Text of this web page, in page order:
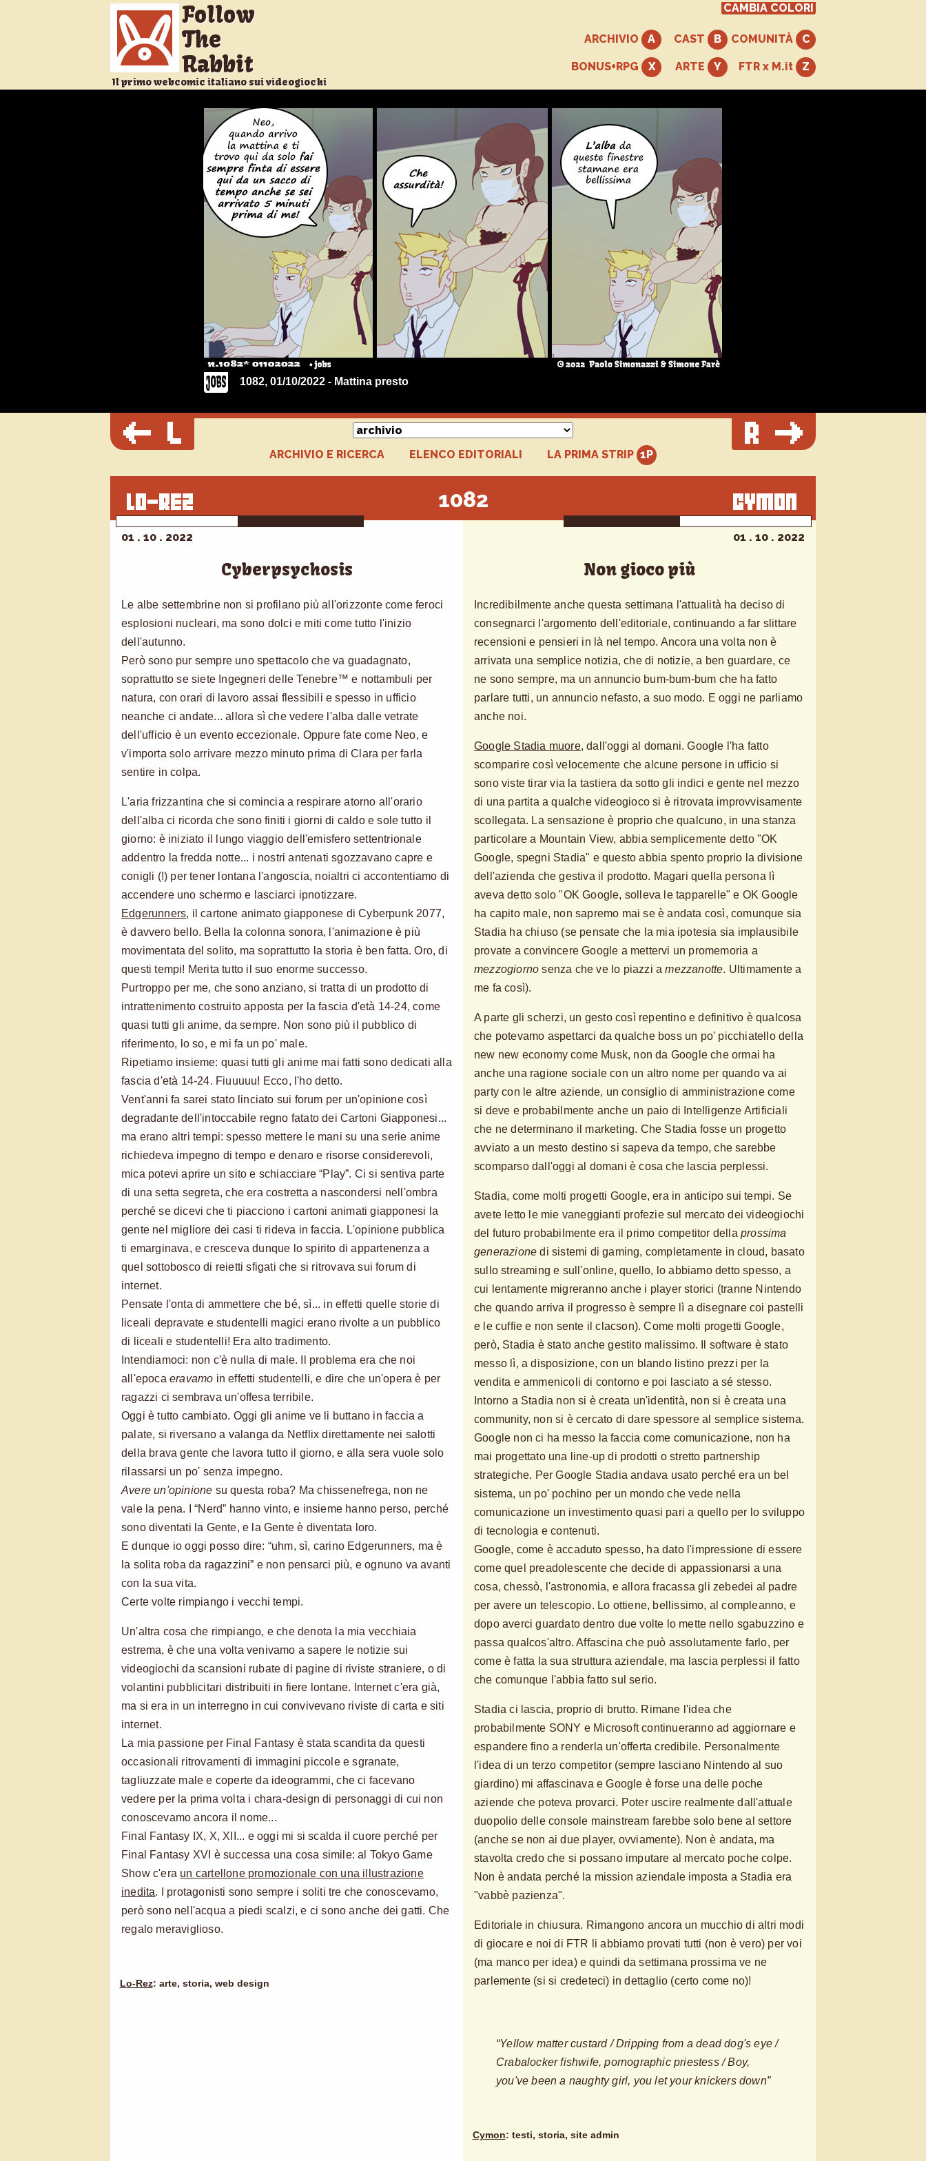
Follow
The
Rabbit
Il primo webcomic italiano sui videogiochi
CAMBIA COLORI
ARCHIVIO CAST COMUNITÀ
BONUS+RPG ARTE FTR x M.it
1082, 01/10/2022 - Mattina presto
ARCHIVIO E RICERCA ELENCO EDITORIALI LA PRIMA STRIP
1082
01 . 10 . 2022
Cyberpsychosis
Le albe settembrine non si profilano più all'orizzonte come feroci
esplosioni nucleari, ma sono dolci e miti come tutto l'inizio
dell'autunno.
Però sono pur sempre uno spettacolo che va guadagnato,
soprattutto se siete Ingegneri delle Tenebre™ e nottambuli per
natura, con orari di lavoro assai flessibili e spesso in ufficio
neanche ci andate... allora sì che vedere l'alba dalle vetrate
dell'ufficio è un evento eccezionale. Oppure fate come Neo, e
v'importa solo arrivare mezzo minuto prima di Clara per farla
sentire in colpa.
L'aria frizzantina che si comincia a respirare atorno all'orario
dell'alba ci ricorda che sono finiti i giorni di caldo e sole tutto il
giorno: è iniziato il lungo viaggio dell'emisfero settentrionale
addentro la fredda notte... i nostri antenati sgozzavano capre e
conigli (!) per tener lontana l'angoscia, noialtri ci accontentiamo di
accendere uno schermo e lasciarci ipnotizzare.
Edgerunners, il cartone animato giapponese di Cyberpunk 2077,
è davvero bello. Bella la colonna sonora, l'animazione è più
movimentata del solito, ma soprattutto la storia è ben fatta. Oro, di
questi tempi! Merita tutto il suo enorme successo.
Purtroppo per me, che sono anziano, si tratta di un prodotto di
intrattenimento costruito apposta per la fascia d'età 14-24, come
quasi tutti gli anime, da sempre. Non sono più il pubblico di
riferimento, lo so, e mi fa un po' male.
Ripetiamo insieme: quasi tutti gli anime mai fatti sono dedicati alla
fascia d'età 14-24. Fiuuuuu! Ecco, l'ho detto.
Vent'anni fa sarei stato linciato sui forum per un'opinione così
degradante dell'intoccabile regno fatato dei Cartoni Giapponesi...
ma erano altri tempi: spesso mettere le mani su una serie anime
richiedeva impegno di tempo e denaro e risorse considerevoli,
mica potevi aprire un sito e schiacciare “Play”. Ci si sentiva parte
di una setta segreta, che era costretta a nascondersi nell'ombra
perché se dicevi che ti piacciono i cartoni animati giapponesi la
gente nel migliore dei casi ti rideva in faccia. L'opinione pubblica
ti emarginava, e cresceva dunque lo spirito di appartenenza a
quel sottobosco di reietti sfigati che si ritrovava sui forum di
internet.
Pensate l'onta di ammettere che bé, sì... in effetti quelle storie di
liceali depravate e studentelli magici erano rivolte a un pubblico
di liceali e studentelli! Era alto tradimento.
Intendiamoci: non c'è nulla di male. Il problema era che noi
all'epoca eravamo in effetti studentelli, e dire che un'opera è per
ragazzi ci sembrava un'offesa terribile.
Oggi è tutto cambiato. Oggi gli anime ve li buttano in faccia a
palate, si riversano a valanga da Netflix direttamente nei salotti
della brava gente che lavora tutto il giorno, e alla sera vuole solo
rilassarsi un po' senza impegno.
Avere un'opinione su questa roba? Ma chissenefrega, non ne
vale la pena. I “Nerd” hanno vinto, e insieme hanno perso, perché
sono diventati la Gente, e la Gente è diventata loro.
E dunque io oggi posso dire: “uhm, sì, carino Edgerunners, ma è
la solita roba da ragazzini” e non pensarci più, e ognuno va avanti
con la sua vita.
Certe volte rimpiango i vecchi tempi.
Un'altra cosa che rimpiango, e che denota la mia vecchiaia
estrema, è che una volta venivamo a sapere le notizie sui
videogiochi da scansioni rubate di pagine di riviste straniere, o di
volantini pubblicitari distribuiti in fiere lontane. Internet c'era già,
ma si era in un interregno in cui convivevano riviste di carta e siti
internet.
La mia passione per Final Fantasy è stata scandita da questi
occasionali ritrovamenti di immagini piccole e sgranate,
tagliuzzate male e coperte da ideogrammi, che ci facevano
vedere per la prima volta i chara-design di personaggi di cui non
conoscevamo ancora il nome...
Final Fantasy IX, X, XII... e oggi mi si scalda il cuore perché per
Final Fantasy XVI è successa una cosa simile: al Tokyo Game
Show c'era un cartellone promozionale con una illustrazione
inedita. I protagonisti sono sempre i soliti tre che conoscevamo,
però sono nell'acqua a piedi scalzi, e ci sono anche dei gatti. Che
regalo meraviglioso.
Lo-Rez: arte, storia, web design
01 . 10 . 2022
Non gioco più
Incredibilmente anche questa settimana l'attualità ha deciso di
consegnarci l'argomento dell'editoriale, continuando a far slittare
recensioni e pensieri in là nel tempo. Ancora una volta non è
arrivata una semplice notizia, che di notizie, a ben guardare, ce
ne sono sempre, ma un annuncio bum-bum-bum che ha fatto
parlare tutti, un annuncio nefasto, a suo modo. E oggi ne parliamo
anche noi.
Google Stadia muore, dall'oggi al domani. Google l'ha fatto
scomparire così velocemente che alcune persone in ufficio si
sono viste tirar via la tastiera da sotto gli indici e gente nel mezzo
di una partita a qualche videogioco si è ritrovata improvvisamente
scollegata. La sensazione è proprio che qualcuno, in una stanza
particolare a Mountain View, abbia semplicemente detto "OK
Google, spegni Stadia" e questo abbia spento proprio la divisione
dell'azienda che gestiva il prodotto. Magari quella persona lì
aveva detto solo "OK Google, solleva le tapparelle" e OK Google
ha capito male, non sapremo mai se è andata così, comunque sia
Stadia ha chiuso (se pensate che la mia ipotesia sia implausibile
provate a convincere Google a mettervi un promemoria a
mezzogiorno senza che ve lo piazzi amezzanotte. Ultimamente a
me fa così).
A parte gli scherzi, un gesto così repentino e definitivo è qualcosa
che potevamo aspettarci da qualche boss un po' picchiatello della
new new economy come Musk, non da Google che ormai ha
anche una ragione sociale con un altro nome per quando va ai
party con le altre aziende, un consiglio di amministrazione come
si deve e probabilmente anche un paio di Intelligenze Artificiali
che ne determinano il marketing. Che Stadia fosse un progetto
avviato a un mesto destino si sapeva da tempo, che sarebbe
scomparso dall'oggi al domani è cosa che lascia perplessi.
Stadia, come molti progetti Google, era in anticipo sui tempi. Se
avete letto le mie vaneggianti profezie sul mercato dei videogiochi
del futuro probabilmente era il primo competitor dellaprossima
generazione di sistemi di gaming, completamente in cloud, basato
sullo streaming e sull'online, quello, lo abbiamo detto spesso, a
cui lentamente migreranno anche i player storici (tranne Nintendo
che quando arriva il progresso è sempre lì a disegnare coi pastelli
e le cuffie e non sente il clacson). Come molti progetti Google,
però, Stadia è stato anche gestito malissimo. Il software è stato
messo lì, a disposizione, con un blando listino prezzi per la
vendita e ammenicoli di contorno e poi lasciato a sé stesso.
Intorno a Stadia non si è creata un'identità, non si è creata una
community, non si è cercato di dare spessore al semplice sistema.
Google non ci ha messo la faccia come comunicazione, non ha
mai progettato una line-up di prodotti o stretto partnership
strategiche. Per Google Stadia andava usato perché era un bel
sistema, un po' pochino per un mondo che vede nella
comunicazione un investimento quasi pari a quello per lo sviluppo
di tecnologia e contenuti.
Google, come è accaduto spesso, ha dato l'impressione di essere
come quel preadolescente che decide di appassionarsi a una
cosa, chessò, l'astronomia, e allora fracassa gli zebedei al padre
per avere un telescopio. Lo ottiene, bellissimo, al compleanno, e
dopo averci guardato dentro due volte lo mette nello sgabuzzino e
passa qualcos'altro. Affascina che può assolutamente farlo, per
come è fatta la sua struttura aziendale, ma lascia perplessi il fatto
che comunque l'abbia fatto sul serio.
Stadia ci lascia, proprio di brutto. Rimane l'idea che
probabilmente SONY e Microsoft continueranno ad aggiornare e
espandere fino a renderla un'offerta credibile. Personalmente
l'idea di un terzo competitor (sempre lasciano Nintendo al suo
giardino) mi affascinava e Google è forse una delle poche
aziende che poteva provarci. Poter uscire realmente dall'attuale
duopolio delle console mainstream farebbe solo bene al settore
(anche se non ai due player, ovviamente). Non è andata, ma
stavolta credo che si possano imputare al mercato poche colpe.
Non è andata perché la mission aziendale imposta a Stadia era
"vabbè pazienza".
Editoriale in chiusura. Rimangono ancora un mucchio di altri modi
di giocare e noi di FTR li abbiamo provati tutti (non è vero) per voi
(ma manco per idea) e quindi da settimana prossima ve ne
parlemente (si si credeteci) in dettaglio (certo come no)!
“Yellow matter custard / Dripping from a dead dog's eye /
Crabalocker fishwife, pornographic priestess / Boy,
you've been a naughty girl, you let your knickers down”
Cymon: testi, storia, site admin